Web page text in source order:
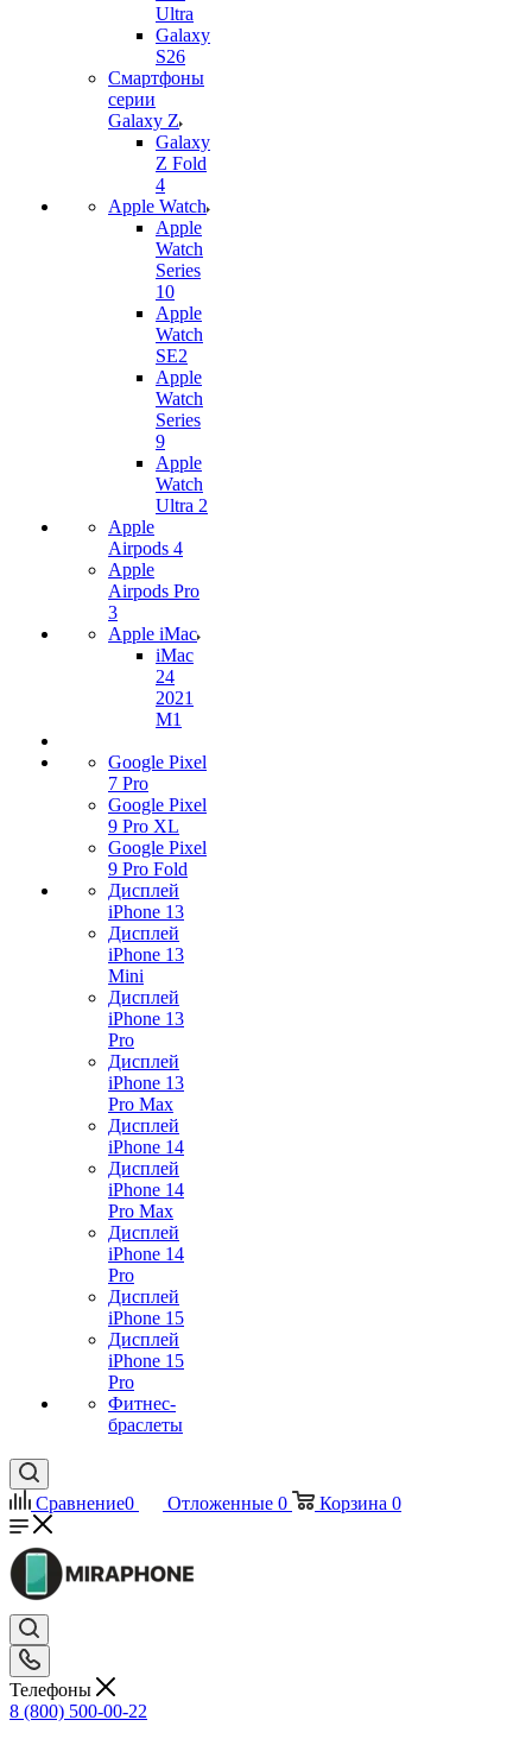
Ultra
Galaxy
S26
Смартфоны
серии
Galaxy Z
Galaxy
Z Fold
4
Apple Watch
Apple
Watch
Series
10
Apple
Watch
SE2
Apple
Watch
Series
9
Apple
Watch
Ultra 2
Apple
Airpods 4
Apple
Airpods Pro
3
Apple iMac
iMac
24
2021
M1
Google Pixel
7 Pro
Google Pixel
9 Pro XL
Google Pixel
9 Pro Fold
Дисплей
iPhone 13
Дисплей
iPhone 13
Mini
Дисплей
iPhone 13
Pro
Дисплей
iPhone 13
Pro Max
Дисплей
iPhone 14
Дисплей
iPhone 14
Pro Max
Дисплей
iPhone 14
Pro
Дисплей
iPhone 15
Дисплей
iPhone 15
Pro
Фитнес-
браслеты
Сравнение0 Отложенные 0 Корзина 0
Телефоны
8 (800) 500-00-22